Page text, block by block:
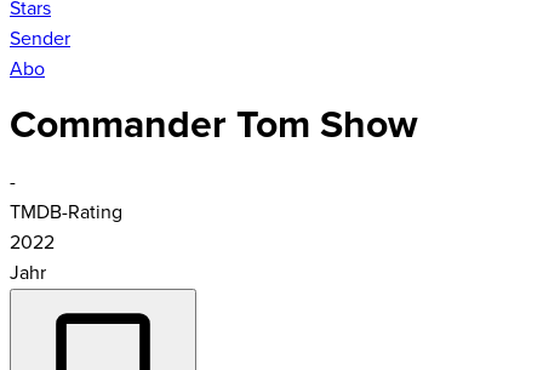
Stars
Sender
Abo
Commander Tom Show
-
TMDB-Rating
2022
Jahr